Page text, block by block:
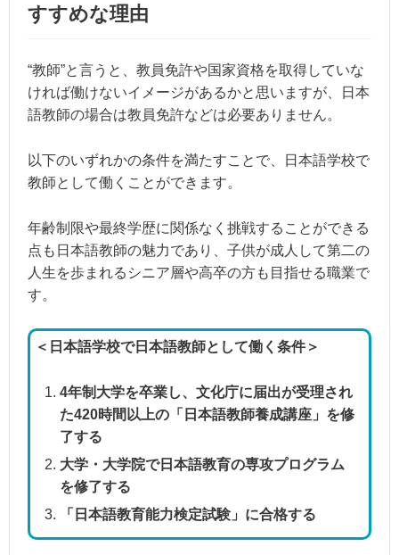
すすめな理由
“教師”と言うと、教員免許や国家資格を取得していな
ければ働けないイメージがあるかと思いますが、日本
語教師の場合は教員免許などは必要ありません。
以下のいずれかの条件を満たすことで、日本語学校で
教師として働くことができます。
年齢制限や最終学歴に関係なく挑戦することができる
点も日本語教師の魅力であり、子供が成人して第二の
人生を歩まれるシニア層や高卒の方も目指せる職業で
す。
＜日本語学校で日本語教師として働く条件＞
4年制大学を卒業し、文化庁に届出が受理され
た420時間以上の「日本語教師養成講座」を修
了する
大学・大学院で日本語教育の専攻プログラム
を修了する
「日本語教育能力検定試験」に合格する